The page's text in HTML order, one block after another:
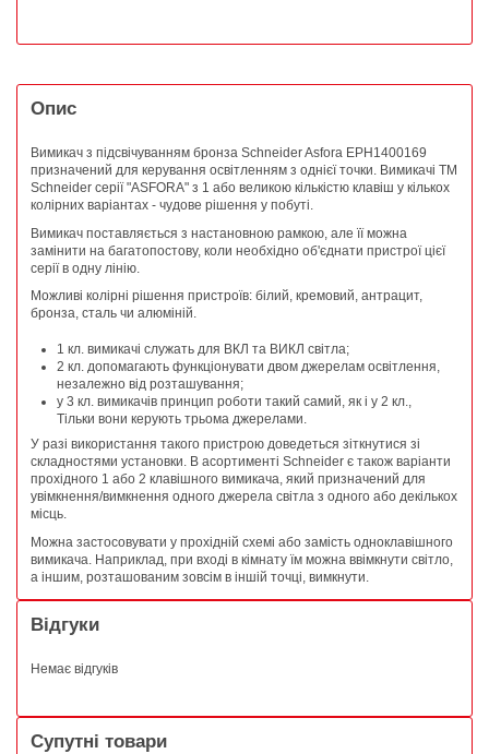
Опис
Вимикач з підсвічуванням бронза Schneider Asfora EPH1400169
призначений для керування освітленням з однієї точки. Вимикачі ТМ
Schneider серії "ASFORA" з 1 або великою кількістю клавіш у кількох
колірних варіантах - чудове рішення у побуті.
Вимикач поставляється з настановною рамкою, але її можна
замінити на багатопостову, коли необхідно об'єднати пристрої цієї
серії в одну лінію.
Можливі колірні рішення пристроїв: білий, кремовий, антрацит,
бронза, сталь чи алюміній.
1 кл. вимикачі служать для ВКЛ та ВИКЛ світла;
2 кл. допомагають функціонувати двом джерелам освітлення,
незалежно від розташування;
у 3 кл. вимикачів принцип роботи такий самий, як і у 2 кл.,
Тільки вони керують трьома джерелами.
У разі використання такого пристрою доведеться зіткнутися зі
складностями установки. В асортименті Schneider є також варіанти
прохідного 1 або 2 клавішного вимикача, який призначений для
увімкнення/вимкнення одного джерела світла з одного або декількох
місць.
Можна застосовувати у прохідній схемі або замість одноклавішного
вимикача. Наприклад, при вході в кімнату їм можна ввімкнути світло,
а іншим, розташованим зовсім в іншій точці, вимкнути.
Відгуки
Немає відгуків
Супутні товари